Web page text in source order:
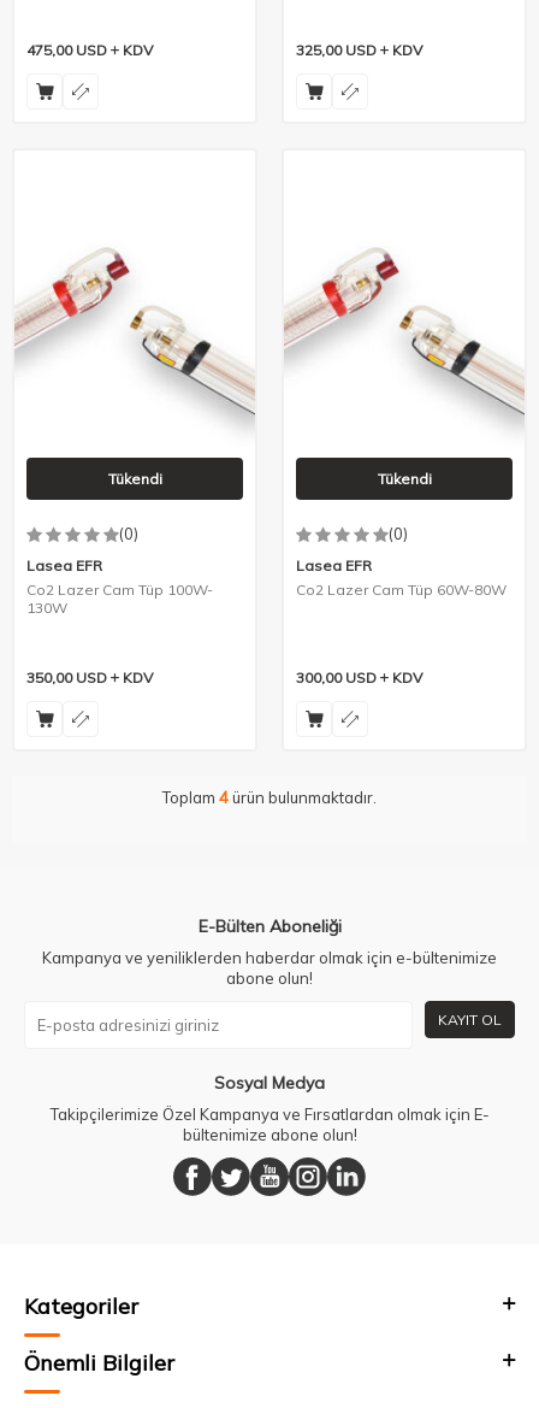
475,00USD KDV 325,00USD KDV
Tükendi
(0)
Lasea EFR
Co2 Lazer Cam Tüp 100W-
130W
350,00USD KDV
Tükendi
(0)
Lasea EFR
Co2 Lazer Cam Tüp 60W-80W
300,00USD KDV
Toplam 4ürün bulunmaktadır.
E-Bülten Aboneliği
Kampanya ve yeniliklerden haberdar olmak için e-bültenimize
abone olun!
KAYIT OL
Sosyal Medya
Takipçilerimize Özel Kampanya ve Fırsatlardan olmak için E-
bültenimize abone olun!
Kategoriler
Önemli Bilgiler